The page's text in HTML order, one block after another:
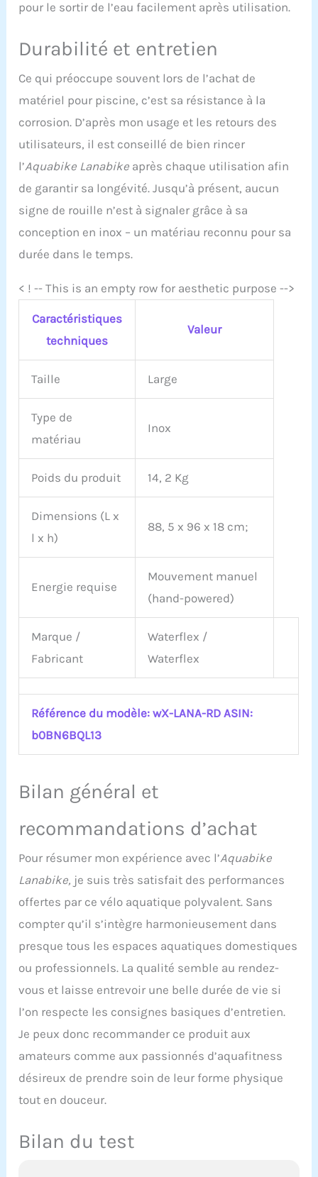
pour le sortir de l’eau facilement après utilisation.
Durabilité et entretien
Ce qui préoccupe souvent lors de l’achat de
matériel pour piscine, c’est sa résistance à la
corrosion. D’après mon usage et les retours des
utilisateurs, il est conseillé de bien rincer
l’Aquabike Lanabike après chaque utilisation afin
de garantir sa longévité. Jusqu’à présent, aucun
signe de rouille n’est à signaler grâce à sa
conception en inox – un matériau reconnu pour sa
durée dans le temps.
< ! -- This is an empty row for aesthetic purpose -->
Caractéristiques
techniques
Valeur
Taille Large
Type de
matériau
Inox
Poids du produit 14, 2 Kg
Dimensions (L x
l x h)
88, 5 x 96 x 18 cm;
Energie requise
Mouvement manuel
(hand-powered)
Marque /
Fabricant
Waterflex /
Waterflex
Référence du modèle: wX-LANA-RD ASIN:
b0BN6BQL13
Bilan général et
recommandations d’achat
Pour résumer mon expérience avec l’Aquabike
Lanabike, je suis très satisfait des performances
offertes par ce vélo aquatique polyvalent. Sans
compter qu’il s’intègre harmonieusement dans
presque tous les espaces aquatiques domestiques
ou professionnels. La qualité semble au rendez-
vous et laisse entrevoir une belle durée de vie si
l’on respecte les consignes basiques d’entretien.
Je peux donc recommander ce produit aux
amateurs comme aux passionnés d’aquafitness
désireux de prendre soin de leur forme physique
tout en douceur.
Bilan du test